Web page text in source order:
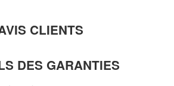
CLIENTS
DES GARANTIES